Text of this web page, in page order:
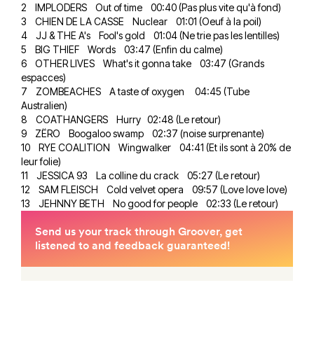
2 IMPLODERS Out of time 00:40 (Pas plus vite qu'à fond)
3 CHIEN DE LA CASSE Nuclear 01:01 (Oeuf à la poil)
4 JJ & THE A's Fool's gold 01:04 (Ne trie pas les lentilles)
5 BIG THIEF Words 03:47 (Enfin du calme)
6 OTHER LIVES What's it gonna take 03:47 (Grands
espacces)
7 ZOMBEACHES A taste of oxygen 04:45 (Tube
Australien)
8 COATHANGERS Hurry 02:48 (Le retour)
9 ZËRO Boogaloo swamp 02:37 (noise surprenante)
10 RYE COALITION Wingwalker 04:41 (Et ils sont à 20% de
leur folie)
11 JESSICA 93 La colline du crack 05:27 (Le retour)
12 SAM FLEISCH Cold velvet opera 09:57 (Love love love)
13 JEHNNY BETH No good for people 02:33 (Le retour)